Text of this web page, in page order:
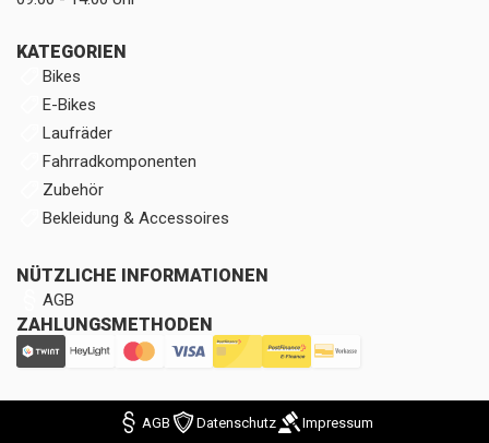
KATEGORIEN
Bikes
E-Bikes
Laufräder
Fahrradkomponenten
Zubehör
Bekleidung & Accessoires
NÜTZLICHE INFORMATIONEN
AGB
ZAHLUNGSMETHODEN
AGB Datenschutz Impressum